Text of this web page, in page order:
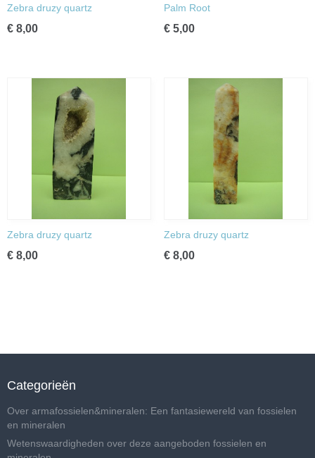
Zebra druzy quartz
€ 8,00
Palm Root
€ 5,00
Zebra druzy quartz
€ 8,00
Zebra druzy quartz
€ 8,00
Categorieën
Over armafossielen&mineralen: Een fantasiewereld van fossielen
en mineralen
Wetenswaardigheden over deze aangeboden fossielen en